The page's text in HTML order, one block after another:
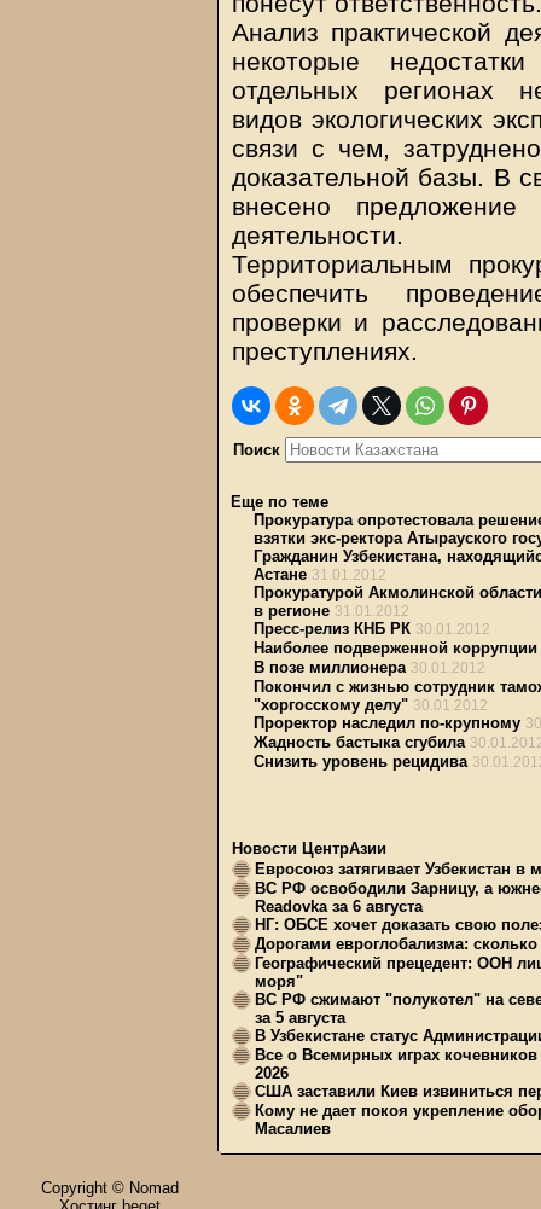
Анализ практической
некоторые
отдельных регионах
видов экологических
связи с чем,
доказательной базы. В
внесено предложение
деятельности.
Территориальным
обеспечить
проверки и
преступлениях.
Поиск
Еще по теме
Прокуратура опротестовала
взятки экс-ректора Атырауского
Гражданин Узбекистана,
Астане 31.01.2012
Прокуратурой Акмолинской
в регионе 31.01.2012
Пресс-релиз КНБ РК 30.01.2012
Наиболее подверженной коррупции
В позе миллионера 30.01.2012
Покончил с жизнью сотрудник
"хоргосскому делу" 30.01.2012
Проректор наследил по-крупному
Жадность бастыка сгубила
Снизить уровень рецидива
Новости ЦентрАзии
Евросоюз затягивает Узбекистан
ВС РФ освободили Зарницу, а
Readovka за 6 августа
НГ: ОБСЕ хочет доказать свою
Дорогами евроглобализма:
Географический прецедент: ООН
моря"
ВС РФ сжимают "полукотел" на
за 5 августа
В Узбекистане статус
Все о Всемирных играх
2026
США заставили Киев извиниться
Кому не дает покоя укрепление
Масалиев
Copyright © Nomad